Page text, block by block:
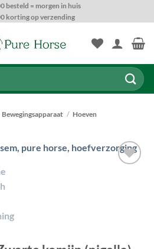
besteld = morgen in huis
korting op verzending
Bewegingsapparaat / Hoeven